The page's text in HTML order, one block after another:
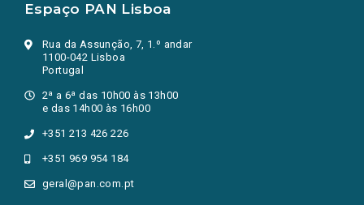
Espaço PAN Lisboa
Rua da Assunção, 7, 1.º andar
1100-042 Lisboa
Portugal
2ª a 6ª das 10h00 às 13h00
e das 14h00 às 16h00
+351 213 426 226
+351 969 954 184
geral@pan.com.pt